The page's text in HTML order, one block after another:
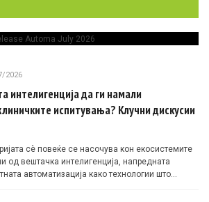
2026
интелигенција да ги намали
испитувања? Клучни дискусии
сè повеќе се насочува кон екосистемите
од вештачка интелигенција, напредната
автоматизација како технологии што